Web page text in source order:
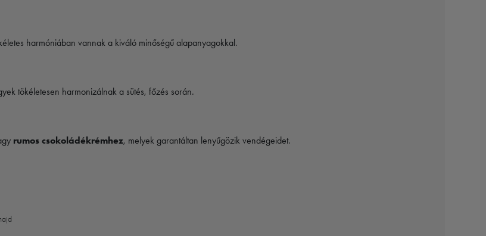
harmóniában vannak a kiváló minőségű alapanyagokkal.
tökéletesen harmonizálnak a sütés, főzés során.
rumos csokoládékrémhez, melyek garantáltan lenyűgözik vendégeidet.